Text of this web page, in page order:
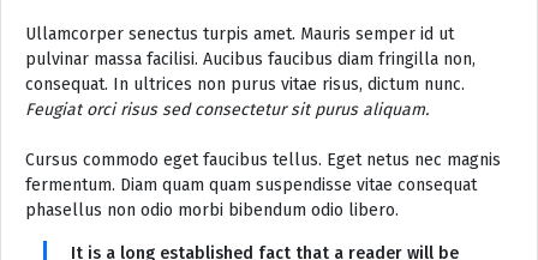
Ullamcorper senectus turpis amet. Mauris semper id ut
pulvinar massa facilisi. Aucibus faucibus diam fringilla non,
consequat. In ultrices non purus vitae risus, dictum nunc.
Feugiat orci risus sed consectetur sit purus aliquam.
Cursus commodo eget faucibus tellus. Eget netus nec magnis
fermentum. Diam quam quam suspendisse vitae consequat
phasellus non odio morbi bibendum odio libero.
It is a long established fact that a reader will be